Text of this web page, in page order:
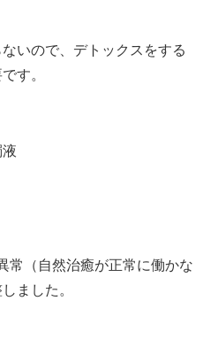
いので、デトックスをする
す。
常（自然治癒が正常に働かな
ました。